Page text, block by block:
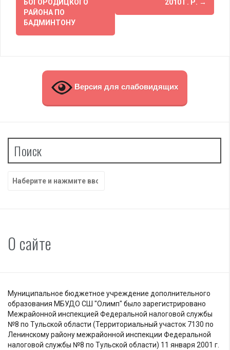
БОГОРОДИЦКОГО
РАЙОНА ПО
БАДМИНТОНУ
2010 Г. Р. →
Версия для слабовидящих
Поиск
Найти:
О сайте
Муниципальное бюджетное учреждение дополнительного
образования МБУДО СШ "Олимп" было зарегистрировано
Межрайонной инспекцией Федеральной налоговой службы
№8 по Тульской области (Территориальный участок 7130 по
Ленинскому району межрайонной инспекции Федеральной
налоговой службы №8 по Тульской области) 11 января 2001 г.